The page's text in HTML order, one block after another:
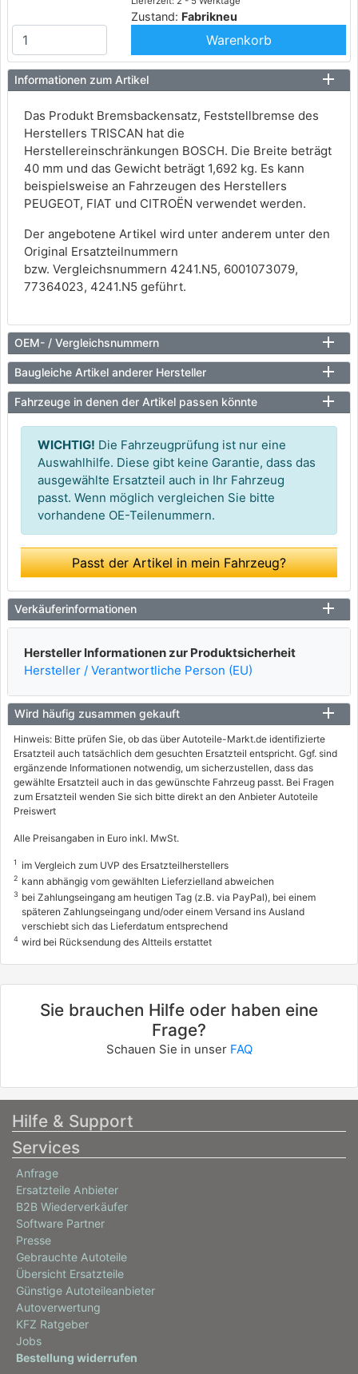
Zustand: Fabrikneu
Warenkorb
Informationen zum Artikel
Das Produkt Bremsbackensatz, Feststellbremse des
Herstellers TRISCAN hat die
Herstellereinschränkungen BOSCH. Die Breite beträgt
40 mm und das Gewicht beträgt 1,692 kg. Es kann
beispielsweise an Fahrzeugen des Herstellers
PEUGEOT, FIAT und CITROËN verwendet werden.
Der angebotene Artikel wird unter anderem unter den
Original Ersatzteilnummern
bzw. Vergleichsnummern 4241.N5, 6001073079,
77364023, 4241.N5 geführt.
OEM- / Vergleichsnummern
Baugleiche Artikel anderer Hersteller
Fahrzeuge in denen der Artikel passen könnte
WICHTIG! Die Fahrzeugprüfung ist nur eine
Auswahlhilfe. Diese gibt keine Garantie, dass das
ausgewählte Ersatzteil auch in Ihr Fahrzeug
passt. Wenn möglich vergleichen Sie bitte
vorhandene OE-Teilenummern.
Passt der Artikel in mein Fahrzeug?
Verkäuferinformationen
Hersteller Informationen zur Produktsicherheit
Hersteller / Verantwortliche Person (EU)
Wird häufig zusammen gekauft
Hinweis: Bitte prüfen Sie, ob das über Autoteile-Markt.de identifizierte
Ersatzteil auch tatsächlich dem gesuchten Ersatzteil entspricht. Ggf. sind
ergänzende Informationen notwendig, um sicherzustellen, dass das
gewählte Ersatzteil auch in das gewünschte Fahrzeug passt. Bei Fragen
zum Ersatzteil wenden Sie sich bitte direkt an den Anbieter Autoteile
Preiswert
Alle Preisangaben in Euro inkl. MwSt.
1 im Vergleich zum UVP des Ersatzteilherstellers
2 kann abhängig vom gewählten Lieferzielland abweichen
3 bei Zahlungseingang am heutigen Tag (z.B. via PayPal), bei einem
späteren Zahlungseingang und/oder einem Versand ins Ausland
verschiebt sich das Lieferdatum entsprechend
4 wird bei Rücksendung des Altteils erstattet
Sie brauchen Hilfe oder haben eine
Frage?
Schauen Sie in unser FAQ
Hilfe & Support
Services
Anfrage
Ersatzteile Anbieter
B2B Wiederverkäufer
Software Partner
Presse
Gebrauchte Autoteile
Übersicht Ersatzteile
Günstige Autoteileanbieter
Autoverwertung
KFZ Ratgeber
Jobs
Bestellung widerrufen